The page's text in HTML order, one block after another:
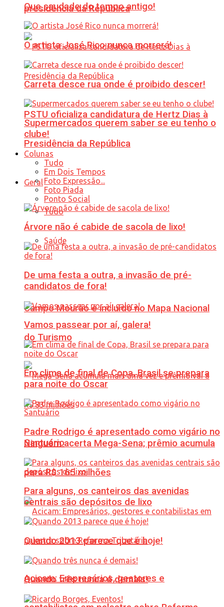
presidência da República
PSTU oficializa candidatura de Hertz Dias à
Presidência da República
Geral
Tudo
Saúde
Campo Mourão é incluído no Mapa Nacional
do Turismo
Ninguém acerta Mega-Sena; prêmio acumula
para R$ 165 milhões
Acicam: Empresários, gestores e
Que saudade do tempo antigo!
O artista José Rico nunca morrerá!
Carreta desce rua onde é proibido descer!
Supermercados querem saber se eu tenho o
clube!
Colunas
Tudo
Em Dois Tempos
Foto Expressão...
Foto Piada
Ponto Social
Árvore não é cabide de sacola de lixo!
De uma festa a outra, a invasão de pré-
candidatos de fora!
Vamos passear por aí, galera!
Em clima de final de Copa, Brasil se prepara
para noite do Oscar
Padre Rodrigo é apresentado como vigário no
Santuário
Para alguns, os canteiros das avenidas
centrais são depósitos de lixo
Quando 2013 parece que é hoje!
Quando três nunca é demais!